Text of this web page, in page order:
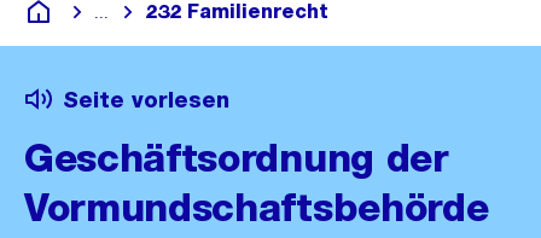
Deutsch
Blende alle Breadcrumbs ein
232 Familienrecht
Seite vorlesen
Geschäftsordnung der
Vormundschaftsbehörde